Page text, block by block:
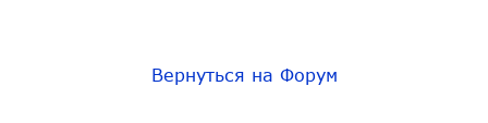
Вернуться на Форум